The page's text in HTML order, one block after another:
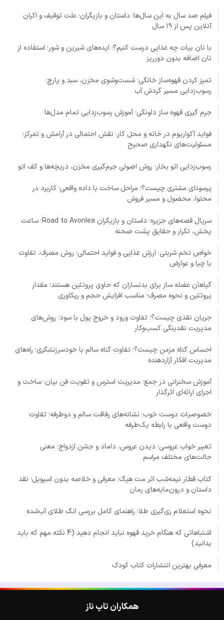
فیلم صد سال به این سال‌ها؛ داستان و بازیگران؛ علت توقیف و اکران
آنلاین پس از ۱۹ سال
با نان بیات چه غذایی درست کنیم؟؛ ایده‌های شیرین و شور؛ استفاده از
نان اضافه بدون دورریز
تمیز کردن قهوه‌ساز خانگی؛ شست‌وشوی مخزن، سبد و پارچ؛
رسوب‌زدایی مسیر گردش آب
جرم گیری قهوه ساز دلونگی؛ آموزش رسوب‌زدایی تمام مدل‌ها
فواید آکواریوم در خانه و محل کار؛ نقش احتمالی در آرامش و تمرکز؛
مسئولیت‌های نگهداری صحیح
رسوب‌زدایی اتو بخار؛ روش اصولی جرم‌گیری مخزن، دریچه‌ها و کف اتو
پرسونای مشتری چیست؟؛ مراحل ساخت با داده واقعی؛ کاربرد در
محتوا، محصول و مسیر فروش
سریال قصه‌های جزیره؛ داستان و بازیگران Road to Avonlea؛ ساعت
پخش، تکرار و حقایق پشت صحنه
خواص تخم شربتی؛ ارزش غذایی و فواید احتمالی؛ روش مصرف، تفاوت
با چیا و عوارض
گیاهان عضله ساز برای بدنسازان که حاوی پروتئین هستند؛ مقدار
پروتئین و نحوه مصرف؛ مناسب افزایش حجم و ریکاوری
جریان نقدی چیست؟؛ تفاوت ورود و خروج پول با سود؛ روش‌های
مدیریت نقدینگی کسب‌وکار
احساس گناه مزمن چیست؟؛ تفاوت گناه سالم با خودسرزنشگری؛ راه‌های
مدیریت افکار آزاردهنده
آموزش سخنرانی در جمع؛ مدیریت استرس و تقویت فن بیان؛ ساخت و
اجرای ارائه‌ای اثرگذار
خصوصیات دوست خوب؛ نشانه‌های رفاقت سالم و دوطرفه؛ تفاوت
دوست واقعی با رابطه یک‌طرفه
تعبیر خواب عروسی؛ دیدن عروس، داماد و جشن ازدواج؛ معنی
حالت‌های مختلف مراسم
کتاب قطار نیمه‌شب اثر مت هیگ؛ معرفی و خلاصه بدون اسپویل؛ نقد
داستان و درون‌مایه‌های رمان
نحوه استعلام ری‌گیری طلا؛ راهنمای کامل بررسی انگ طلای آب‌شده
اشتباهاتی که هنگام خرید قهوه نباید انجام دهید (4 نکته مهم که باید
بدانید)
معرفی بهترین انتشارات کتاب کودک
همکاران تاپ ناز